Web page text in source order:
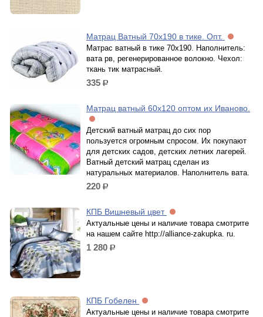
Матрац Ватный 70х190 в тике. Опт.
Матрас ватный в тике 70х190. Наполнитель:
вата рв, регенерированное волокно. Чехол:
ткань тик матрасный.
335 р.
Матрац ватный 60х120 оптом их Иваново.
Детский ватный матрац до сих пор
пользуется огромным спросом. Их покупают
для детских садов, детских летних лагерей.
Ватный детский матрац сделан из
натуральных материалов. Наполнитель вата.
220 р.
КПБ Вишневый цвет
Актуальные цены и наличие товара смотрите
на нашем сайте http://alliance-zakupka. ru.
1 280 р.
КПБ Гобелен
Актуальные цены и наличие товара смотрите